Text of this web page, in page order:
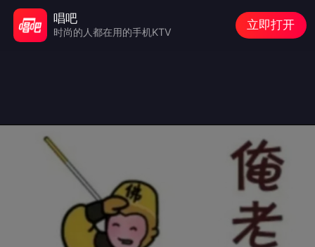
唱吧
时尚的人都在用的手机KTV
立即打开